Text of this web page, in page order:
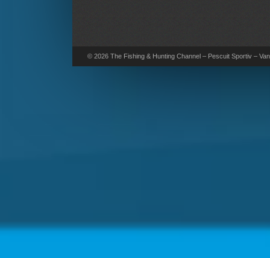
© 2026 The Fishing & Hunting Channel – Pescuit Sportiv –